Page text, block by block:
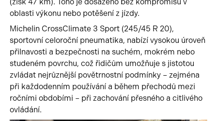
oblasti výkonu nebo potěšení z jízdy.
Michelin CrossClimate 3 Sport (245/45 R 20),
sportovní celoroční pneumatika, nabízí vysokou úroveň
přilnavosti a bezpečnosti na suchém, mokrém nebo
studeném povrchu, což řidičům umožňuje s jistotou
zvládat nejrůznější povětrnostní podmínky – zejména
při každodenním používání a během přechodů mezi
ročními obdobími – při zachování přesného a citlivého
ovládání.